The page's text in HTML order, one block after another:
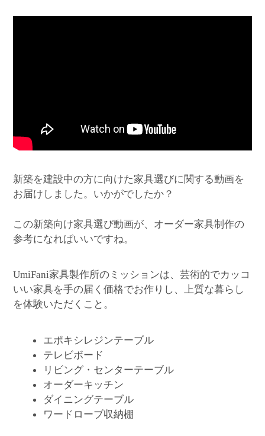
新築を建設中の方に向けた家具選びに関する動画を
お届けしました。いかがでしたか？
この新築向け家具選び動画が、オーダー家具制作の
参考になればいいですね。
UmiFani家具製作所のミッションは、芸術的でカッコ
いい家具を手の届く価格でお作りし、上質な暮らし
を体験いただくこと。
エポキシレジンテーブル
テレビボード
リビング・センターテーブル
オーダーキッチン
ダイニングテーブル
ワードローブ収納棚